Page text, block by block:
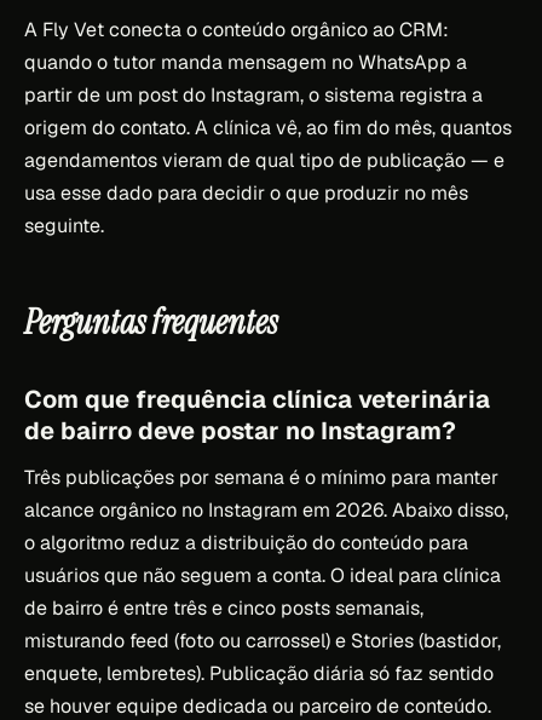
A Fly Vet conecta o conteúdo orgânico ao CRM:
quando o tutor manda mensagem no WhatsApp a
partir de um post do Instagram, o sistema registra a
origem do contato. A clínica vê, ao fim do mês, quantos
agendamentos vieram de qual tipo de publicação — e
usa esse dado para decidir o que produzir no mês
seguinte.
Perguntas frequentes
Com que frequência clínica veterinária
de bairro deve postar no Instagram?
Três publicações por semana é o mínimo para manter
alcance orgânico no Instagram em 2026. Abaixo disso,
o algoritmo reduz a distribuição do conteúdo para
usuários que não seguem a conta. O ideal para clínica
de bairro é entre três e cinco posts semanais,
misturando feed (foto ou carrossel) e Stories (bastidor,
enquete, lembretes). Publicação diária só faz sentido
se houver equipe dedicada ou parceiro de conteúdo.